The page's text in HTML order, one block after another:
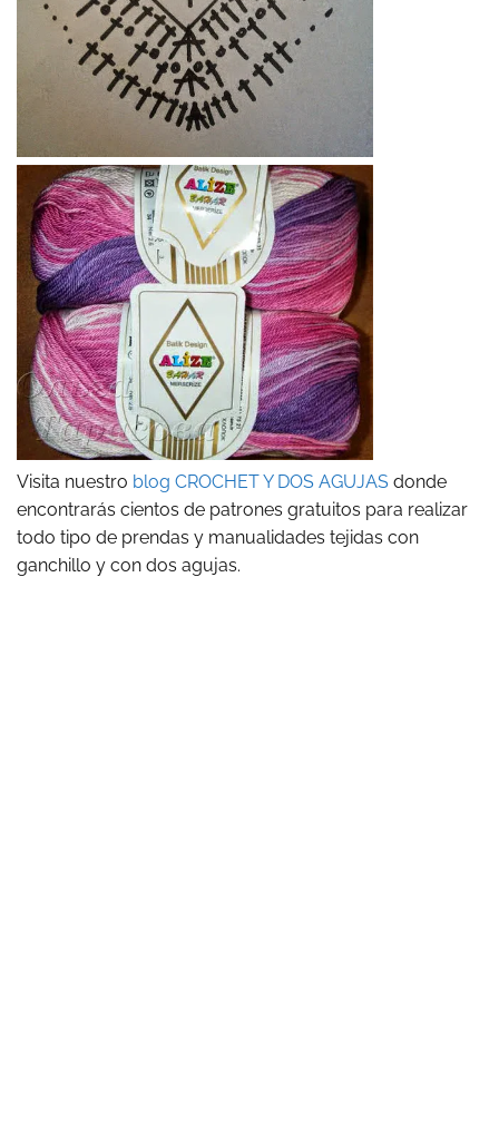
Visita nuestro blog CROCHET Y DOS AGUJAS donde
encontrarás cientos de patrones gratuitos para realizar
todo tipo de prendas y manualidades tejidas con
ganchillo y con dos agujas.